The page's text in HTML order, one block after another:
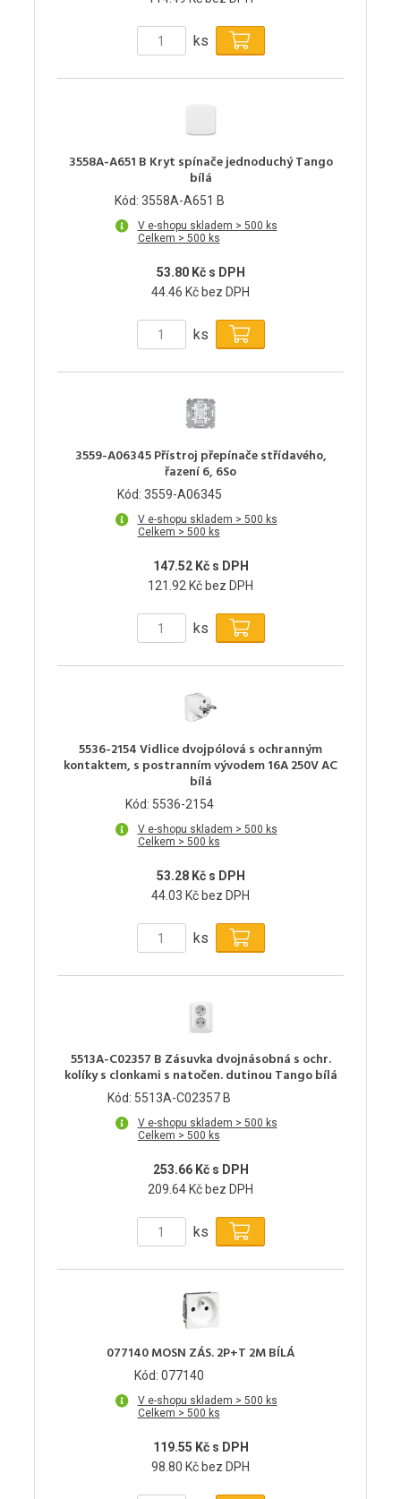
ks
3558A-A651 B Kryt spínače jednoduchý Tango
bílá
Kód: 3558A-A651 B
V e-shopu skladem > 500 ks
Celkem > 500 ks
53.80 Kč s DPH
44.46 Kč bez DPH
ks
3559-A06345 Přístroj přepínače střídavého,
řazení 6, 6So
Kód: 3559-A06345
V e-shopu skladem > 500 ks
Celkem > 500 ks
147.52 Kč s DPH
121.92 Kč bez DPH
ks
5536-2154 Vidlice dvojpólová s ochranným
kontaktem, s postranním vývodem 16A 250V AC
bílá
Kód: 5536-2154
V e-shopu skladem > 500 ks
Celkem > 500 ks
53.28 Kč s DPH
44.03 Kč bez DPH
ks
5513A-C02357 B Zásuvka dvojnásobná s ochr.
kolíky s clonkami s natočen. dutinou Tango bílá
Kód: 5513A-C02357 B
V e-shopu skladem > 500 ks
Celkem > 500 ks
253.66 Kč s DPH
209.64 Kč bez DPH
ks
077140 MOSN ZÁS. 2P+T 2M BÍLÁ
Kód: 077140
V e-shopu skladem > 500 ks
Celkem > 500 ks
119.55 Kč s DPH
98.80 Kč bez DPH